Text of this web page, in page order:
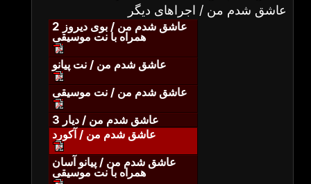
عاشق شدم من / اجراهای دیگر
عاشق شدم من / بوی دیروز 2
همراه با نت موسیقی
عاشق شدم من / نت پیانو
عاشق شدم من / نت موسیقی
عاشق شدم من / دیار 3
عاشق شدم من / آکورد
عاشق شدم من / پیانو آسان
همراه با نت موسیقی